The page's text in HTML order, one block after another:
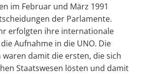
im Februar und März 1991
der Parlamente.
erfolgten ihre internationale
Aufnahme in die UNO. Die
damit die ersten, die sich
Staatswesen lösten und damit